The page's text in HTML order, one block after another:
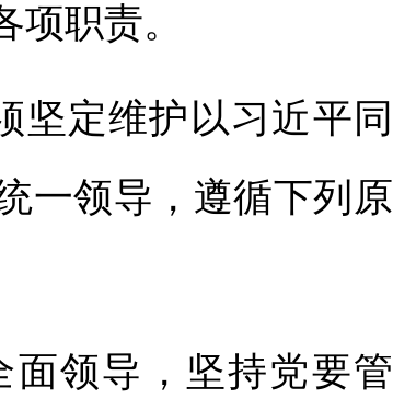
职责。
定维护以习近平同
一领导，遵循下列原
领导，坚持党要管